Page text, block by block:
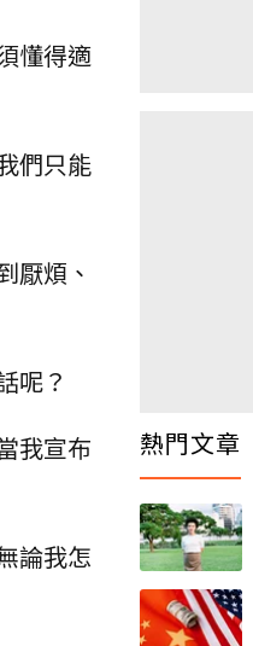
懂得適
們只能
厭煩、
呢？
我宣布
論我怎
熱門文章